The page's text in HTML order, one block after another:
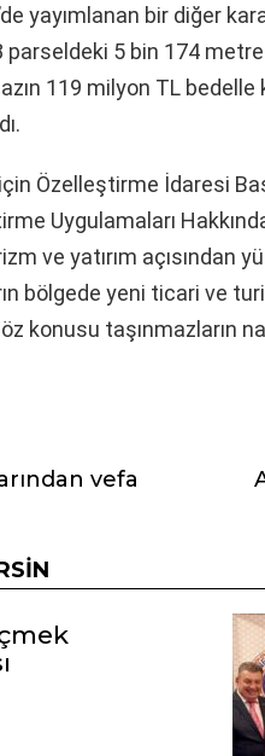
yayımlanan bir diğer
5 bin 174
119 milyon TL
Özelleştirme İdaresi
Uygulamaları
ve yatırım
bölgede yeni ticari ve
konusu taşınmazların
vefa